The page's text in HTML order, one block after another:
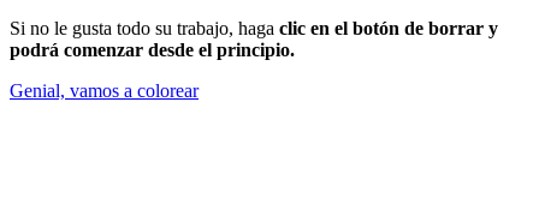
Si no le gusta todo su trabajo, haga clic en el botón de borrar y
podrá comenzar desde el principio.
Genial, vamos a colorear